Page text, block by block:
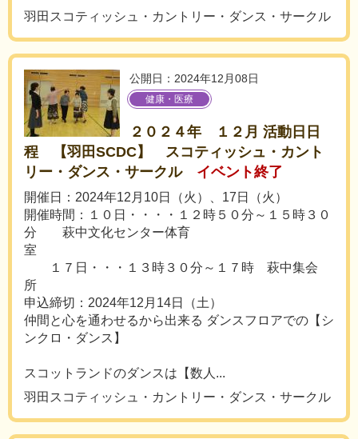
羽田スコティッシュ・カントリー・ダンス・サークル
公開日：2024年12月08日
健康・医療
２０２４年 １２月 活動日日
程 【羽田SCDC】 スコティッシュ・カント
リー・ダンス・サークル
イベント終了
開催日：2024年12月10日（火）、17日（火）
開催時間：１０日・・・・１２時５０分～１５時３０
分 萩中文化センター体育
室
１７日・・・１３時３０分～１７時 萩中集会
所
申込締切：2024年12月14日（土）
仲間と心を通わせるから出来る ダンスフロアでの【シ
ンクロ・ダンス】
スコットランドのダンスは【数人...
羽田スコティッシュ・カントリー・ダンス・サークル